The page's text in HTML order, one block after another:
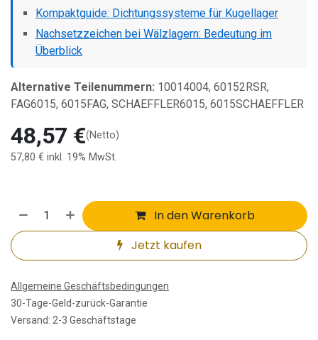
Kompaktguide: Dichtungssysteme für Kugellager
Nachsetzzeichen bei Wälzlagern: Bedeutung im
Überblick
Alternative Teilenummern: 10014004, 60152RSR,
FAG6015, 6015FAG, SCHAEFFLER6015, 6015SCHAEFFLER
48,57 €(Netto)
57,80 € inkl. 19% MwSt.
In den Warenkorb
Jetzt kaufen
Allgemeine Geschäftsbedingungen
30-Tage-Geld-zurück-Garantie
Versand: 2-3 Geschäftstage